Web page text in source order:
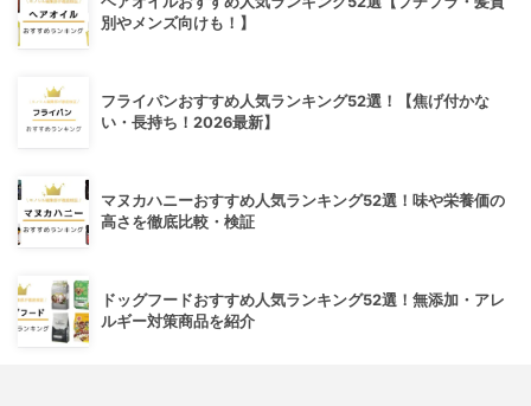
別やメンズ向けも！】
フライパンおすすめ人気ランキング52選！【焦げ付かな
い・長持ち！2026最新】
マヌカハニーおすすめ人気ランキング52選！味や栄養価の
高さを徹底比較・検証
ドッグフードおすすめ人気ランキング52選！無添加・アレ
ルギー対策商品を紹介